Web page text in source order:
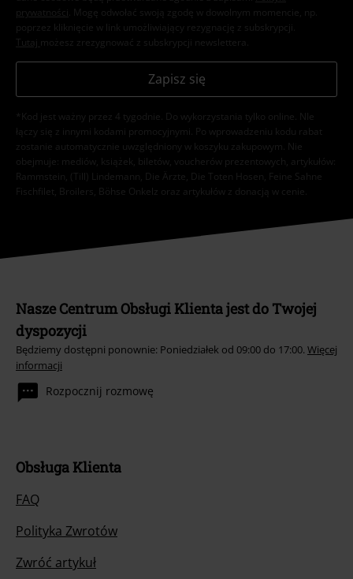
prywatności . Mogę odwołać swoją zgodę w dowolnym momencie, np.
poprzez kliknięcie w link umożliwiający rezygnację z subskrypcji.
Tutaj możesz zrezygnować z subskrypcji newslettera.
Zapisz się
*Kod jest ważny przez 4 tygodnie. Do wykorzystania tylko online. NIe
łączy się z innymi kodami promocyjnymi. Po wprowadzeniu kodu rabat
zostanie automatycznie uwzględniony w koszyku zakupowym. Nie
obejmuje: mediów, książek, biletów, voucherów prezentowych, artykułów:
Rammstein, (Till) Lindemann, Die Ärzte, Die Toten Hosen, Feine Sahne
Fischfilet, Broilers, Böhse Onkelz oraz artykułów z donacją w cenie.
Nasze Centrum Obsługi Klienta jest do Twojej
dyspozycji
Będziemy dostępni ponownie: Poniedziałek od 09:00 do 17:00. Więcej
informacji
Rozpocznij rozmowę
Obsługa Klienta
FAQ
Polityka Zwrotów
Zwróć artykuł